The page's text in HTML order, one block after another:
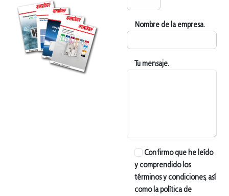
Nombre de la empresa.
Tu mensaje.
Confirmo que he leído
y comprendido los
términos y condiciones, así
como la política de